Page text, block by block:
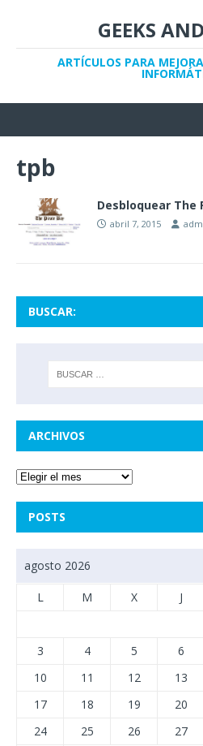
GEEKS
ARTÍCULOS PARA
tpb
Desbloquear The
abril 7, 2015
BUSCAR:
ARCHIVOS
POSTS
agosto 2026
L M X J
3
4 5 6
10
11 12 13
17
18 19 20
24
25 26 27